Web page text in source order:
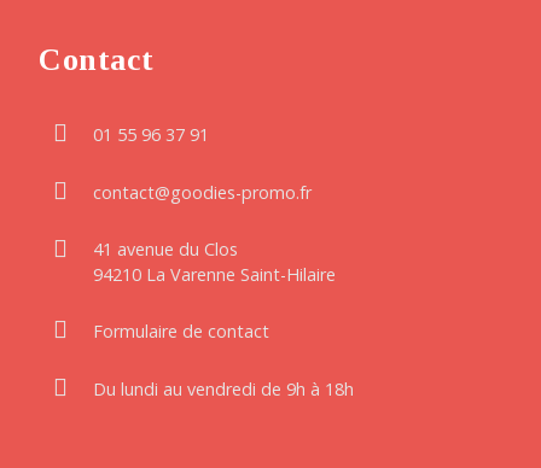
Contact
01 55 96 37 91
contact@goodies-promo.fr
41 avenue du Clos
94210 La Varenne Saint-Hilaire
Formulaire de contact
Du lundi au vendredi de 9h à 18h